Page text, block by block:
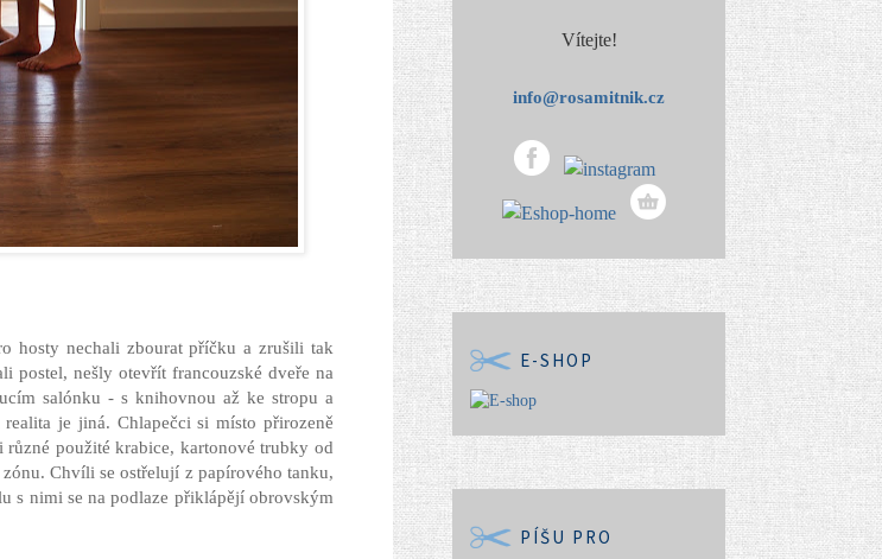
hosty nechali zbourat příčku a zrušili tak
postel, nešly otevřít francouzské dveře na
salónku - s knihovnou až ke stropu a
je jiná. Chlapečci si místo přirozeně
použité krabice, kartonové trubky od
Chvíli se ostřelují z papírového tanku,
s nimi se na podlaze přiklápějí obrovským
Vítejte!
info@rosamitnik.cz
E-SHOP
PÍŠU PRO